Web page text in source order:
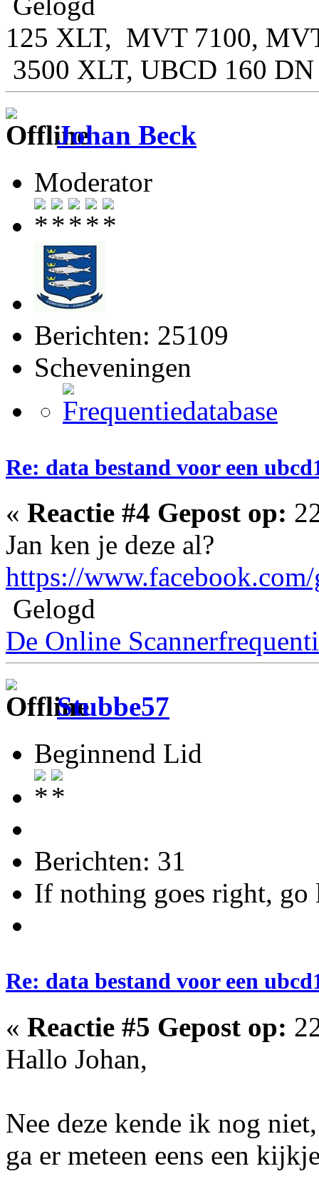
125 XLT, MVT 7100,
3500 XLT, UBCD 160 DN
Johan Beck
Moderator
Berichten: 25109
Scheveningen
Re: data bestand voor een
« Reactie #4 Gepost op:
Jan ken je deze al?
https://
Gelogd
De Online
Stubbe57
Beginnend Lid
Berichten: 31
If nothing goes right, go
Re: data bestand voor een
« Reactie #5 Gepost op:
Hallo Johan,
Nee deze kende ik nog
ga er meteen eens een